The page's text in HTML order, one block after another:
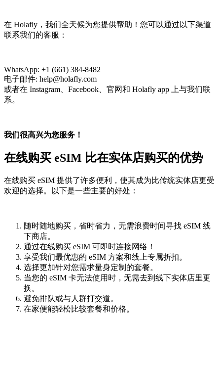
在 Holafly，我们全天候为您提供帮助！您可以通过以下渠道
联系我们的客服：
WhatsApp: +1 (661) 384-8482
电子邮件: help@holafly.com
或者在 Instagram、Facebook、官网和 Holafly app 上与我们联
系。
我们很高兴为您服务！
在线购买 eSIM 比在实体店购买的优势
在线购买 eSIM 提供了许多便利，使其成为比传统实体店更受
欢迎的选择。以下是一些主要的好处：
随时随地购买，省时省力，无需浪费时间寻找 eSIM 线
下商店。
通过在线购买 eSIM 可即时连接网络！
享受我们最优惠的 eSIM 方案和线上专属折扣。
选择更加针对您需求量身定制的套餐。
当您的 eSIM 卡无法使用时，无需去到线下实体店里更
换。
避免排队或与人群打交道。
在家便能轻松比较套餐和价格。